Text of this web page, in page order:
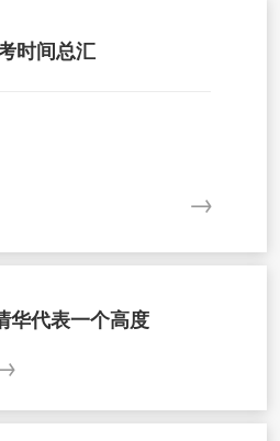
时间总汇
→
华代表一个高度